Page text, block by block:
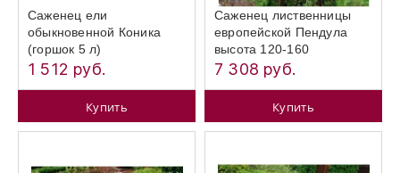
Саженец ели
обыкновенной Коника
(горшок 5 л)
1 512 руб.
Купить
Саженец лиственницы
европейской Пендула
высота 120-160
7 308 руб.
Купить